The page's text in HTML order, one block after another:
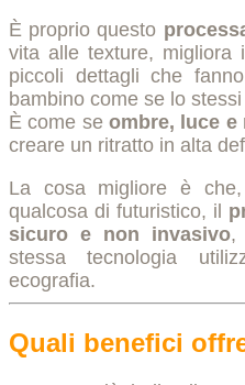
È proprio questo
vita alle texture, migliora
piccoli dettagli che
bambino come se lo
È come se ombre, luce e
creare un ritratto in alta
La cosa migliore è
qualcosa di futuristico, il
sicuro e non invasivo,
stessa tecnologia
ecografia.
Quali benefici